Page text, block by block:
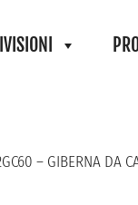
– GIBERNA DA